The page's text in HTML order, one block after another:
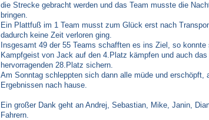
die Strecke gebracht werden und das Team musste die
bringen.
Ein Plattfuß im 1 Team musst zum Glück erst nach
dadurch keine Zeit verloren ging.
Insgesamt 49 der 55 Teams schafften es ins Ziel, so
Kampfgeist von Jack auf den 4.Platz kämpfen und auch
hervorragenden 28.Platz sichern.
Am Sonntag schleppten sich dann alle müde und erschöpft,
Ergebnissen nach hause.
Ein großer Dank geht an Andrej, Sebastian, Mike, Janin,
Fahrern.